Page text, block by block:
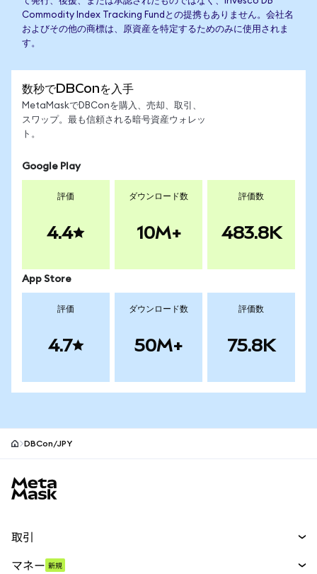
Commodity Index Tracking Fundとの提携もありません。会社名
およびその他の商標は、原資産を特定するためのみに使用されま
す。
数秒でDBConを入手
MetaMaskでDBConを購入、売却、取引、
スワップ。最も信頼される暗号資産ウォレッ
ト。
Google Play
評価
4.4
ダウンロード数
10M+
評価数
483.8K
App Store
評価
4.7
ダウンロード数
50M+
評価数
75.8K
DBCon/JPY
取引
マネー 新規